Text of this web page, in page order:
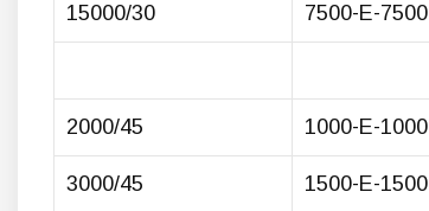
15000/30 7500-E-7500
2000/45 1000-E-1000
3000/45 1500-E-1500